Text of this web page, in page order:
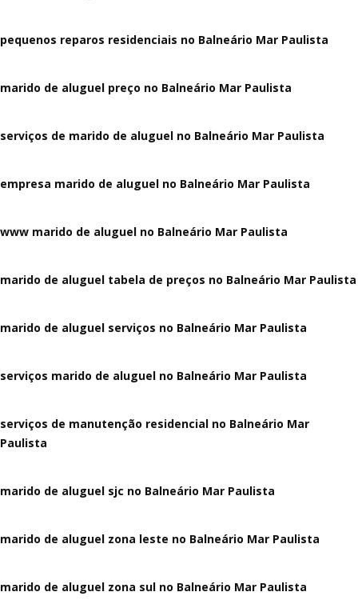
pequenos reparos residenciais no Balneário Mar Paulista
marido de aluguel preço no Balneário Mar Paulista
serviços de marido de aluguel no Balneário Mar Paulista
empresa marido de aluguel no Balneário Mar Paulista
www marido de aluguel no Balneário Mar Paulista
marido de aluguel tabela de preços no Balneário Mar Paulista
marido de aluguel serviços no Balneário Mar Paulista
serviços marido de aluguel no Balneário Mar Paulista
serviços de manutenção residencial no Balneário Mar
Paulista
marido de aluguel sjc no Balneário Mar Paulista
marido de aluguel zona leste no Balneário Mar Paulista
marido de aluguel zona sul no Balneário Mar Paulista